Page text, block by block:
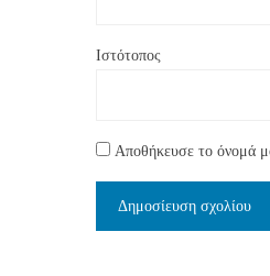
Ιστότοπος
Αποθήκευσε το όνομά